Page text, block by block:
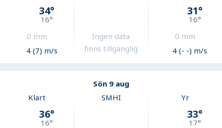
34°
16°
0 mm
4 (7) m/s
Ingen data
finns tillgänglig
31°
16°
0 mm
4 (- -) m/s
Sön 9 aug
Klart
36°
16°
SMHI Yr
33°
17°